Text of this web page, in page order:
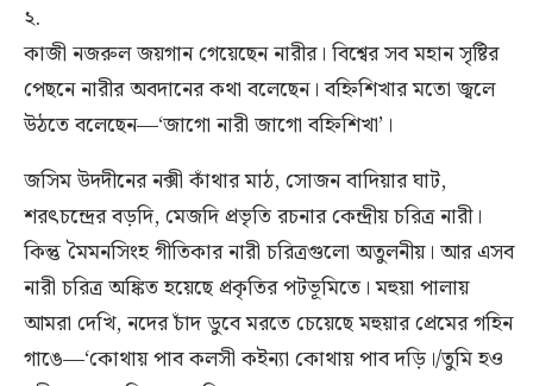
২.
কাজী নজরুল জয়গান গেয়েছেন নারীর। বিশ্বের সব মহান সৃষ্টির
পেছনে নারীর অবদানের কথা বলেছেন। বহ্নিশিখার মতো জ্বলে
উঠতে বলেছেন—‘জাগো নারী জাগো বহ্নিশিখা’।
জসিম উদদীনের নক্সী কাঁথার মাঠ, সোজন বাদিয়ার ঘাট,
শরৎচন্দ্রের বড়দি, মেজদি প্রভৃতি রচনার কেন্দ্রীয় চরিত্র নারী।
কিন্তু মৈমনসিংহ গীতিকার নারী চরিত্রগুলো অতুলনীয়। আর এসব
নারী চরিত্র অঙ্কিত হয়েছে প্রকৃতির পটভূমিতে। মহুয়া পালায়
আমরা দেখি, নদের চাঁদ ডুবে মরতে চেয়েছে মহুয়ার প্রেমের গহিন
গাঙে—‘কোথায় পাব কলসী কইন্যা কোথায় পাব দড়ি।/তুমি হও